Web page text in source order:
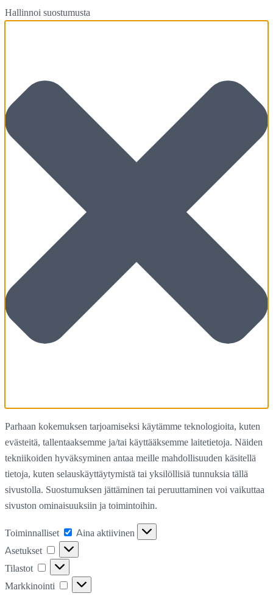
Hallinnoi suostumusta
Parhaan kokemuksen tarjoamiseksi käytämme teknologioita, kuten
evästeitä, tallentaaksemme ja/tai käyttääksemme laitetietoja. Näiden
tekniikoiden hyväksyminen antaa meille mahdollisuuden käsitellä
tietoja, kuten selauskäyttäytymistä tai yksilöllisiä tunnuksia tällä
sivustolla. Suostumuksen jättäminen tai peruuttaminen voi vaikuttaa
sivuston ominaisuuksiin ja toimintoihin.
Toiminnalliset Toiminnalliset
Aina aktiivinen
Asetukset
Asetukset
Tilastot
Tilastot
Markkinointi
Markkinointi